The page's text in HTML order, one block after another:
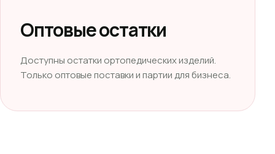
Оптовые остатки
Доступны остатки ортопедических изделий.
Только оптовые поставки и партии для бизнеса.